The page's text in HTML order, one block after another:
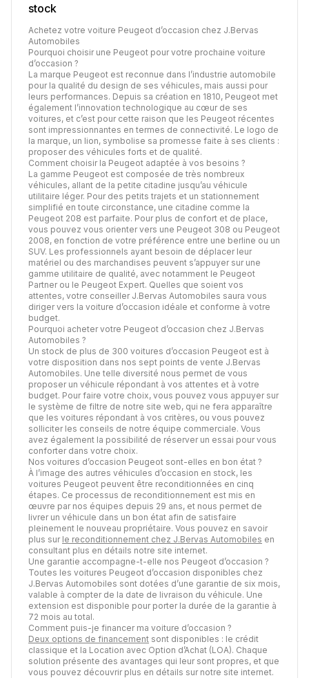
stock
Achetez votre voiture Peugeot d’occasion chez J.Bervas
Automobiles
Pourquoi choisir une Peugeot pour votre prochaine voiture
d’occasion ?
La marque Peugeot est reconnue dans l’industrie automobile
pour la qualité du design de ses véhicules, mais aussi pour
leurs performances. Depuis sa création en 1810, Peugeot met
également l’innovation technologique au cœur de ses
voitures, et c’est pour cette raison que les Peugeot récentes
sont impressionnantes en termes de connectivité. Le logo de
la marque, un lion, symbolise sa promesse faite à ses clients :
proposer des véhicules forts et de qualité.
Comment choisir la Peugeot adaptée à vos besoins ?
La gamme Peugeot est composée de très nombreux
véhicules, allant de la petite citadine jusqu’au véhicule
utilitaire léger. Pour des petits trajets et un stationnement
simplifié en toute circonstance, une citadine comme la
Peugeot 208 est parfaite. Pour plus de confort et de place,
vous pouvez vous orienter vers une Peugeot 308 ou Peugeot
2008, en fonction de votre préférence entre une berline ou un
SUV. Les professionnels ayant besoin de déplacer leur
matériel ou des marchandises peuvent s’appuyer sur une
gamme utilitaire de qualité, avec notamment le Peugeot
Partner ou le Peugeot Expert. Quelles que soient vos
attentes, votre conseiller J.Bervas Automobiles saura vous
diriger vers la voiture d’occasion idéale et conforme à votre
budget.
Pourquoi acheter votre Peugeot d’occasion chez J.Bervas
Automobiles ?
Un stock de plus de 300 voitures d’occasion Peugeot est à
votre disposition dans nos sept points de vente J.Bervas
Automobiles. Une telle diversité nous permet de vous
proposer un véhicule répondant à vos attentes et à votre
budget. Pour faire votre choix, vous pouvez vous appuyer sur
le système de filtre de notre site web, qui ne fera apparaître
que les voitures répondant à vos critères, ou vous pouvez
solliciter les conseils de notre équipe commerciale. Vous
avez également la possibilité de réserver un essai pour vous
conforter dans votre choix.
Nos voitures d’occasion Peugeot sont-elles en bon état ?
À l’image des autres véhicules d’occasion en stock, les
voitures Peugeot peuvent être reconditionnées en cinq
étapes. Ce processus de reconditionnement est mis en
œuvre par nos équipes depuis 29 ans, et nous permet de
livrer un véhicule dans un bon état afin de satisfaire
pleinement le nouveau propriétaire. Vous pouvez en savoir
plus sur le reconditionnement chez J.Bervas Automobiles en
consultant plus en détails notre site internet.
Une garantie accompagne-t-elle nos Peugeot d’occasion ?
Toutes les voitures Peugeot d’occasion disponibles chez
J.Bervas Automobiles sont dotées d’une garantie de six mois,
valable à compter de la date de livraison du véhicule. Une
extension est disponible pour porter la durée de la garantie à
72 mois au total.
Comment puis-je financer ma voiture d’occasion ?
Deux options de financement sont disponibles : le crédit
classique et la Location avec Option d’Achat (LOA). Chaque
solution présente des avantages qui leur sont propres, et que
vous pouvez découvrir plus en détails sur notre site internet.